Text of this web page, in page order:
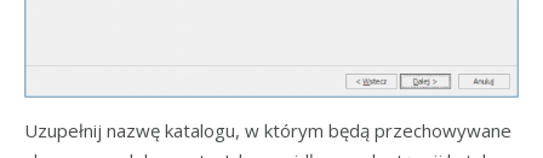
Uzupełnij nazwę katalogu, w którym będą przechowywane